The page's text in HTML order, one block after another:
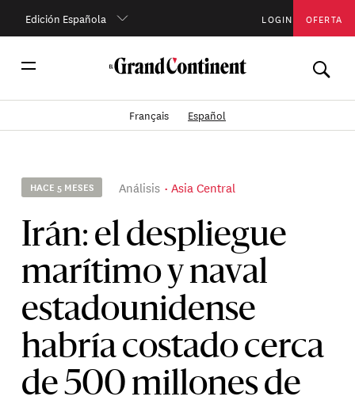
Edición Española LOGIN OFERTA
Français Español
HACE 5 MESES Análisis Asia Central
Irán: el despliegue
marítimo y naval
estadounidense
habría costado cerca
de 500 millones de